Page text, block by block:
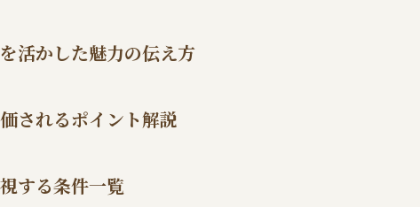
活かした魅力の伝え方
されるポイント解説
する条件一覧